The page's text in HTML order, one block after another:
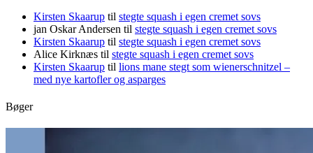
Kirsten Skaarup til stegte squash i egen cremet sovs
jan Oskar Andersen til stegte squash i egen cremet sovs
Kirsten Skaarup til stegte squash i egen cremet sovs
Alice Kirknæs til stegte squash i egen cremet sovs
Kirsten Skaarup til lions mane stegt som wienerschnitzel –
med nye kartofler og asparges
Bøger